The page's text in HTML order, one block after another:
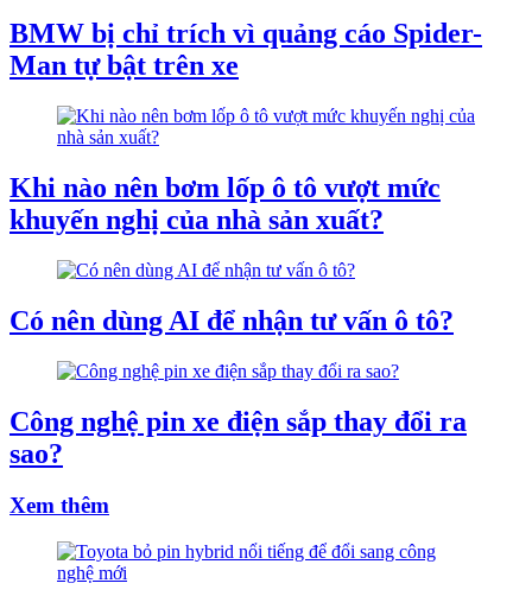
BMW bị chỉ trích vì quảng cáo Spider-
Man tự bật trên xe
Khi nào nên bơm lốp ô tô vượt mức
khuyến nghị của nhà sản xuất?
Có nên dùng AI để nhận tư vấn ô tô?
Công nghệ pin xe điện sắp thay đổi ra
sao?
Xem thêm